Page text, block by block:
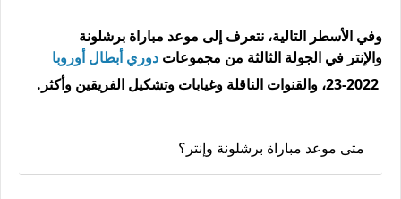
وفي الأسطر التالية، نتعرف إلى موعد مباراة برشلونة
والإنتر في الجولة الثالثة من مجموعات دوري أبطال أوروبا
متى موعد مباراة برشلونة وإنتر؟